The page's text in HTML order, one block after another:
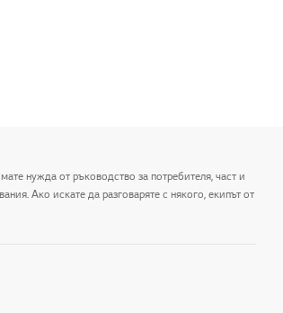
нужда от ръководство за потребителя, част и
Ако искате да разговаряте с някого, екипът от